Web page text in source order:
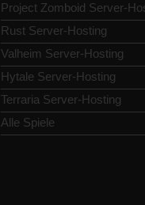
Project Zomboid Server-
Rust Server-Hosting
Valheim Server-Hosting
Hytale Server-Hosting
Terraria Server-Hosting
Alle Spiele